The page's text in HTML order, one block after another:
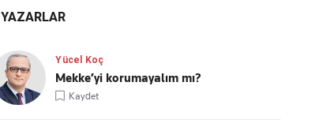
YAZARLAR
Yücel Koç
Mekke’yi korumayalım mı?
Kaydet